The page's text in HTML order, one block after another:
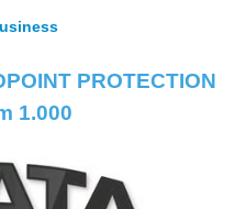
PROTECTION
1.000